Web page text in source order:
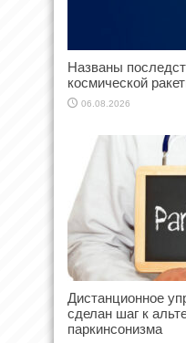
Названы
космической
06.08.2026
Дистанционное
сделан шаг к
паркинсонизма